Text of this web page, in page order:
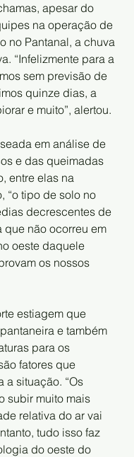
apesar do
na operação de
no Pantanal, a chuva
“Infelizmente para a
sem previsão de
quinze dias, a
e muito”, alertou.
em análise de
e das queimadas
entre elas na
“o tipo de solo no
decrescentes de
que não ocorreu em
oeste daquele
os nossos
estiagem que
e também
para os
fatores que
a situação. “Os
subir muito mais
relativa do ar vai
tudo isso faz
do oeste do